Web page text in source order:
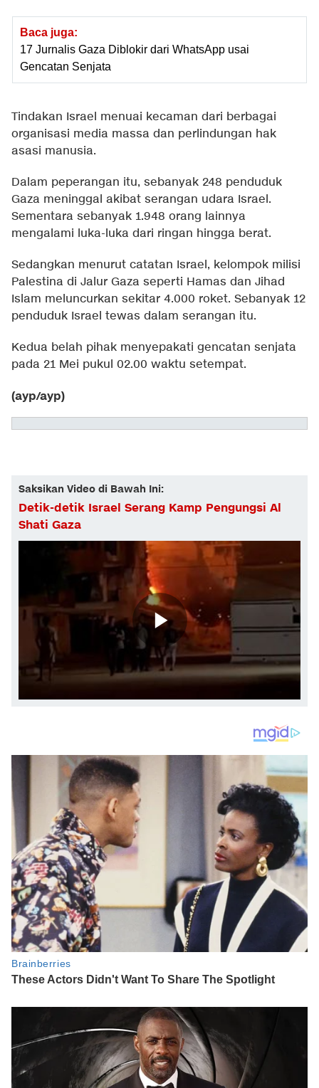
Baca juga:
17 Jurnalis Gaza Diblokir dari WhatsApp usai
Gencatan Senjata
Tindakan Israel menuai kecaman dari berbagai
organisasi media massa dan perlindungan hak
asasi manusia.
Dalam peperangan itu, sebanyak 248 penduduk
Gaza meninggal akibat serangan udara Israel.
Sementara sebanyak 1.948 orang lainnya
mengalami luka-luka dari ringan hingga berat.
Sedangkan menurut catatan Israel, kelompok milisi
Palestina di Jalur Gaza seperti Hamas dan Jihad
Islam meluncurkan sekitar 4.000 roket. Sebanyak 12
penduduk Israel tewas dalam serangan itu.
Kedua belah pihak menyepakati gencatan senjata
pada 21 Mei pukul 02.00 waktu setempat.
(ayp/ayp)
Saksikan Video di Bawah Ini:
Detik-detik Israel Serang Kamp Pengungsi Al
Shati Gaza